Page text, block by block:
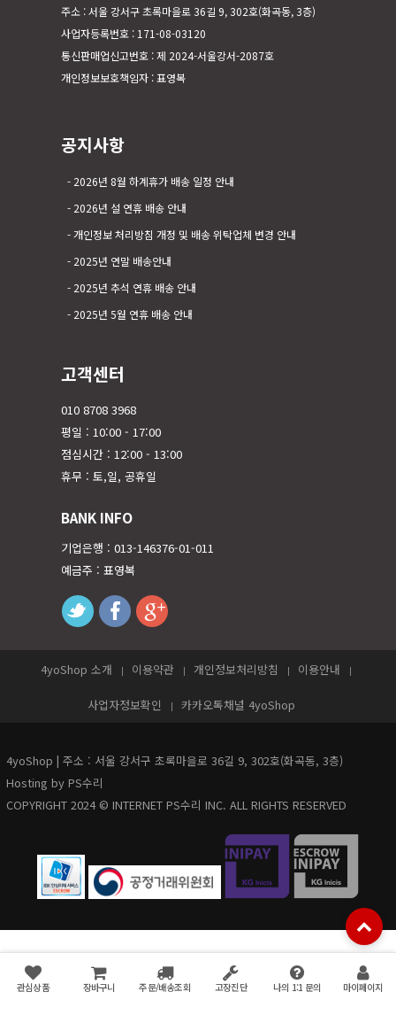
주소 : 서울 강서구 초록마을로 36길 9, 302호(화곡동, 3층)
사업자등록번호 : 171-08-03120
통신판매업신고번호 : 제 2024-서울강서-2087호
개인정보보호책임자 : 표영복
공지사항
2026년 8월 하계휴가 배송 일정 안내
2026년 설 연휴 배송 안내
개인정보 처리방침 개정 및 배송 위탁업체 변경 안내
2025년 연말 배송안내
2025년 추석 연휴 배송 안내
2025년 5월 연휴 배송 안내
고객센터
010 8708 3968
평일 : 10:00 - 17:00
점심시간 : 12:00 - 13:00
휴무 : 토,일, 공휴일
BANK INFO
기업은행 : 013-146376-01-011
예금주 : 표영복
twitterfacebook
4yoShop 소개 이용약관 개인정보처리방침 이용안내
사업자정보확인 카카오톡채널 4yoShop
4yoShop | 주소 : 서울 강서구 초록마을로 36길 9, 302호(화곡동, 3층)
Hosting by PS수리
COPYRIGHT 2024 © INTERNET PS수리 INC. ALL RIGHTS RESERVED
관심상품 장바구니 주문/배송조회 고장진단 나의 1:1 문의 마이페이지